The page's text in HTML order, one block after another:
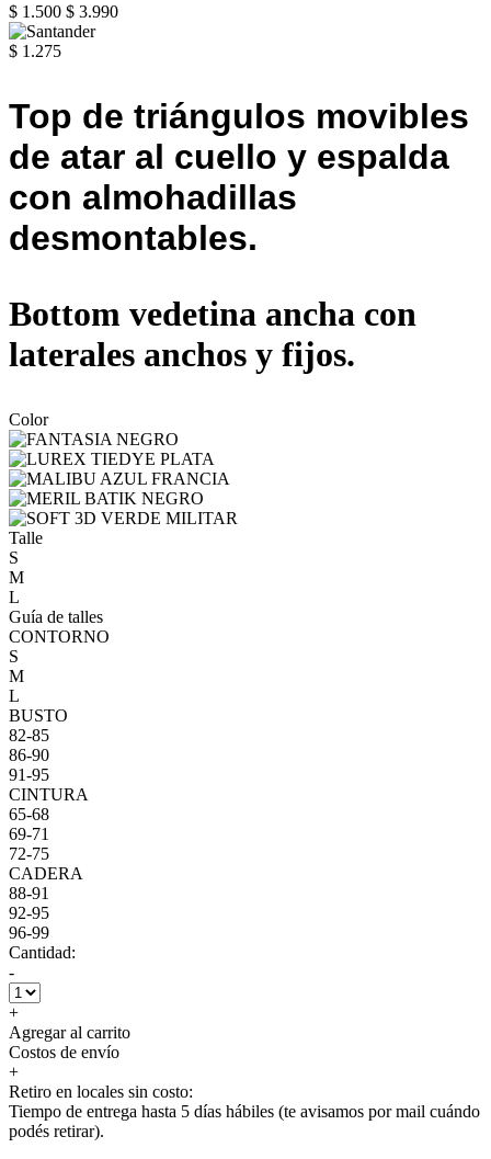
$ 1.500 $ 3.990
$ 1.275
Top de triángulos movibles
de atar al cuello y espalda
con almohadillas
desmontables.
Bottom vedetina ancha con
laterales anchos y fijos.
Color
Talle
S
M
L
Guía de talles
CONTORNO
S
M
L
BUSTO
82-85
86-90
91-95
CINTURA
65-68
69-71
72-75
CADERA
88-91
92-95
96-99
Cantidad:
-
+
Agregar al carrito
Costos de envío
+
Retiro en locales sin costo:
Tiempo de entrega hasta 5 días hábiles (te avisamos por mail cuándo
podés retirar).